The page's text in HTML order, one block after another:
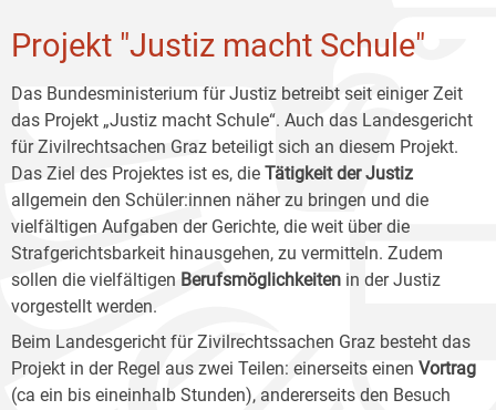
Projekt "Justiz macht Schule"
Das Bundesministerium für Justiz betreibt seit einiger Zeit
das Projekt „Justiz macht Schule“. Auch das Landesgericht
für Zivilrechtsachen Graz beteiligt sich an diesem Projekt.
Das Ziel des Projektes ist es, die Tätigkeit der Justiz
allgemein den Schüler:innen näher zu bringen und die
vielfältigen Aufgaben der Gerichte, die weit über die
Strafgerichtsbarkeit hinausgehen, zu vermitteln. Zudem
sollen die vielfältigen Berufsmöglichkeiten in der Justiz
vorgestellt werden.
Beim Landesgericht für Zivilrechtssachen Graz besteht das
Projekt in der Regel aus zwei Teilen: einerseits einen Vortrag
(ca ein bis eineinhalb Stunden), andererseits den Besuch